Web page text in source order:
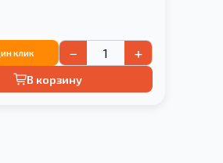
клик − +
В корзину